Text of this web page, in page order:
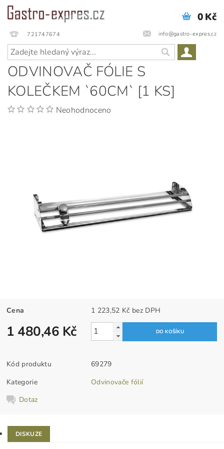
721747674 info@gastro-expres.cz
0 Kč
ODVINOVAČ FÓLIE S
KOLEČKEM `60CM` [1 KS]
Neohodnoceno
Cena 1 223,52 Kč bez DPH
1 480,46 Kč
Kód produktu
69279
Kategorie
Odvinovače fólií
Dotaz
DISKUZE